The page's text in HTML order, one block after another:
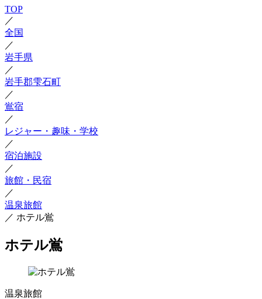
TOP
／
全国
／
岩手県
／
岩手郡雫石町
／
鴬宿
／
レジャー・趣味・学校
／
宿泊施設
／
旅館・民宿
／
温泉旅館
／ ホテル鴬
ホテル鴬
温泉旅館